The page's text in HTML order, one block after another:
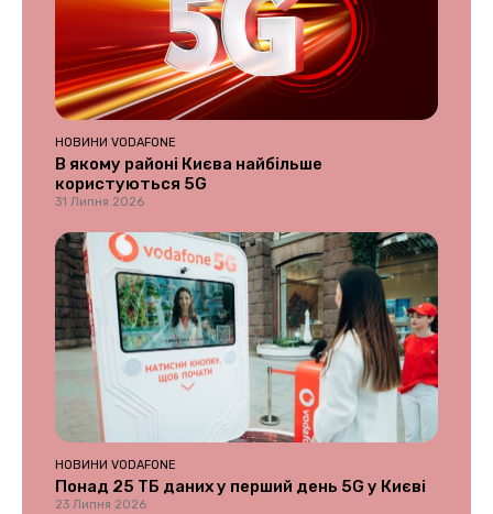
НОВИНИ VODAFONE
В якому районі Києва найбільше
користуються 5G
31 Липня 2026
НОВИНИ VODAFONE
Понад 25 ТБ даних у перший день 5G у Києві
23 Липня 2026